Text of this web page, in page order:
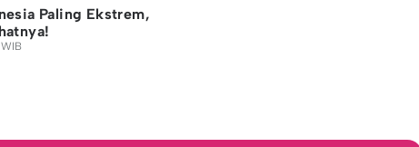
Paling Ekstrem,